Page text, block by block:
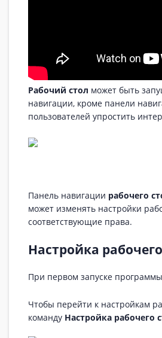
Рабочий стол может быть
навигации, кроме панели
пользователей упростить
Панель навигации рабочего
может изменять настройки
соответствующие права.
Настройка
При первом запуске
Чтобы перейти к настройкам
команду Настройка рабочего